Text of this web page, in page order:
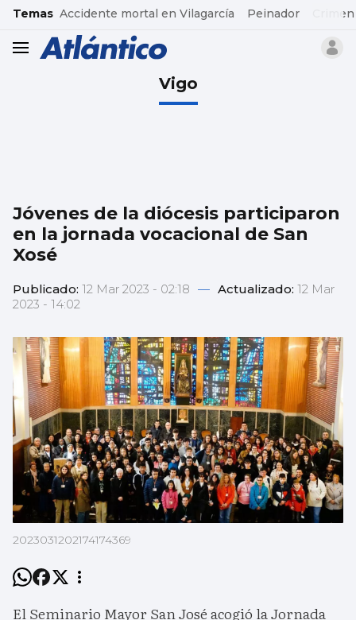
common.go-to-content
Temas Accidente mortal en Vilagarcía Peinador
header.menu.open
Vigo
Jóvenes de la diócesis participaron
en la jornada vocacional de San
Xosé
Publicado: 12 Mar 2023 - 02:18 — Actualizado: 12 Mar
2023 - 14:02
2023031202174174369
El Seminario Mayor San José acogió la Jornada